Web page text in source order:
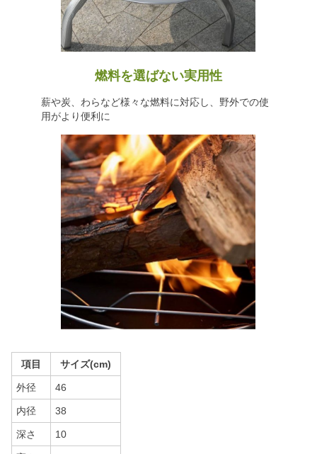
燃料を選ばない実用性
薪や炭、わらなど様々な燃料に対応し、野外での使
用がより便利に
項目 サイズ(cm)
外径 46
内径 38
深さ 10